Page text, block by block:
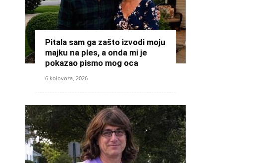
Pitala sam ga zašto izvodi moju
majku na ples, a onda mi je
pokazao pismo mog oca
6 kolovoza, 2026